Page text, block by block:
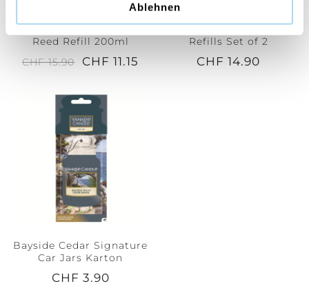
Ablehnen
Bayside Cedar Signature
Reed Refill 200ml
CHF 15.90
CHF 11.15
Bayside Cedar Electric
Refills Set of 2
CHF 14.90
Bayside Cedar Signature
Car Jars Karton
CHF 3.90